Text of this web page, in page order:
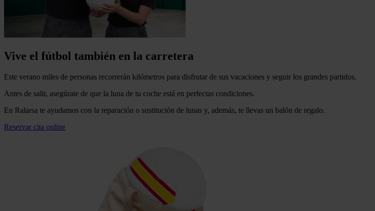
Vive el fútbol también en la carretera
Este verano miles de personas recorrerán kilómetros para disfrutar de sus vacaciones y seguir los grandes partidos.
Antes de salir, asegúrate de que la luna de tu coche está en perfectas condiciones.
En Ralarsa te ayudamos con la reparación o sustitución de lunas y, además, te llevas un balón de regalo.
Reservar cita online